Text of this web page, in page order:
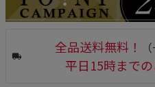
全品送料無料！
平日15時まで